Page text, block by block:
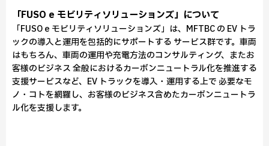
「FUSO e モビリティソリューションズ」について
「FUSO e モビリティソリューションズ」は、MFTBC の EV トラ
ックの導入と運用を包括的にサポートする サービス群です。車両
はもちろん、車両の運用や充電方法のコンサルティング、またお
客様のビジネス 全般におけるカーボンニュートラル化を推進する
支援サービスなど、EV トラックを導入・運用する上で 必要なモ
ノ・コトを網羅し、お客様のビジネス含めたカーボンニュートラ
ル化を支援します。